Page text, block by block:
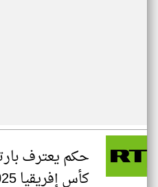
حكم يعترف
كأس إفريقيا 2025